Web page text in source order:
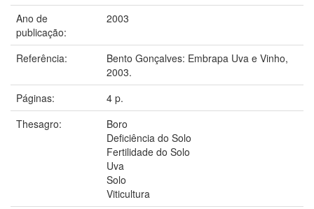
Ano de
publicação:
2003
Referência:
Bento Gonçalves: Embrapa Uva e Vinho,
2003.
Páginas:
4 p.
Thesagro:
Boro
Deficiência do Solo
Fertilidade do Solo
Uva
Solo
Viticultura